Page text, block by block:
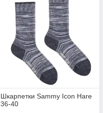
Шкарпетки Sammy Icon Hare
36-40